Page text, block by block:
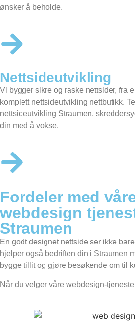
ønsker å beholde.
Nettsideutvikling
Vi bygger sikre og raske nettsider, fra
komplett nettsideutvikling nettbutikk.
nettsideutvikling Straumen,
din med å vokse.
Fordeler med
webdesign
Straumen
En godt designet nettside ser ikke
hjelper også bedriften din i Straumen
bygge tillit og gjøre besøkende om til
Når du velger våre webdesign-